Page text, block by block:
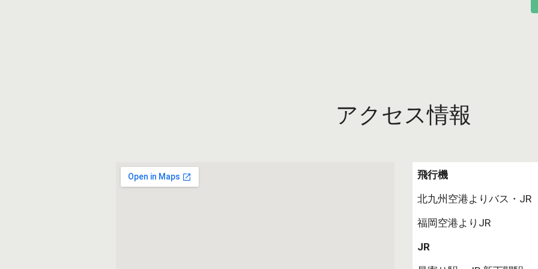
アクセス情報
飛行機
北九州空港よりバス・JR
福岡空港よりJR
JR